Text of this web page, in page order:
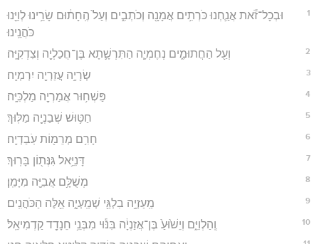
1
וּבְכָל־זֹ֕את אֲנַ֛חְנוּ כֹּרְתִ֥ים אֲמָנָ֖ה וְכֹתְבִ֑ים וְעַל֙ הֶֽחָת֔וּם שָׂרֵ֥ינוּ לְוִיֵּ֖נוּ
כֹּהֲנֵֽינוּ׃
2 וְעַ֖ל הַחֲתוּמִ֑ים נְחֶמְיָ֧ה הַתִּרְשָׁ֛תָא בֶּן־חֲכַלְיָ֖ה וְצִדְקִיָּֽה׃
3 שְׂרָיָ֥ה עֲזַרְיָ֖ה יִרְמְיָֽה׃
4 פַּשְׁח֥וּר אֲמַרְיָ֖ה מַלְכִּיָּֽה׃
5 חַטּ֥וּשׁ שְׁבַנְיָ֖ה מַלּֽוּךְ׃
6 חָרִ֥ם מְרֵמ֖וֹת עֹֽבַדְיָֽה׃
7 דָּנִיֵּ֥אל גִּנְּת֖וֹן בָּרֽוּךְ׃
8 מְשֻׁלָּ֥ם אֲבִיָּ֖ה מִיָּמִֽן׃
9 מַֽעַזְיָ֥ה בִלְגַּ֖י שְׁמַֽעְיָ֑ה אֵ֖לֶּה הַכֹּהֲנִֽים׃
10 וְֽהַלְוִיִּ֑ם וְיֵשׁ֙וּעַ֙ בֶּן־אֲזַנְיָ֔ה בִּנּ֕וּי מִבְּנֵ֥י חֵנָדָ֖ד קַדְמִיאֵֽל׃